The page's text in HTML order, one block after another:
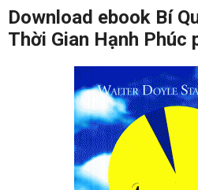
Download ebook Bí
Thời Gian Hạnh Phúc